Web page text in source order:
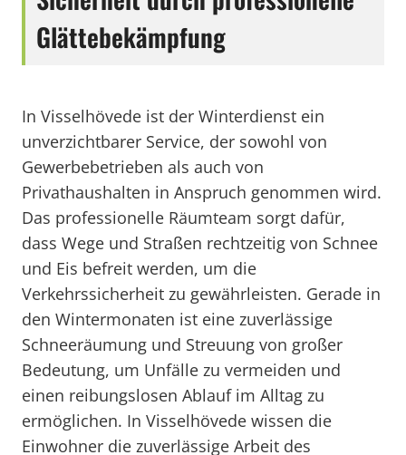
Glättebekämpfung
In Visselhövede ist der Winterdienst ein
unverzichtbarer Service, der sowohl von
Gewerbebetrieben als auch von
Privathaushalten in Anspruch genommen wird.
Das professionelle Räumteam sorgt dafür,
dass Wege und Straßen rechtzeitig von Schnee
und Eis befreit werden, um die
Verkehrssicherheit zu gewährleisten. Gerade in
den Wintermonaten ist eine zuverlässige
Schneeräumung und Streuung von großer
Bedeutung, um Unfälle zu vermeiden und
einen reibungslosen Ablauf im Alltag zu
ermöglichen. In Visselhövede wissen die
Einwohner die zuverlässige Arbeit des